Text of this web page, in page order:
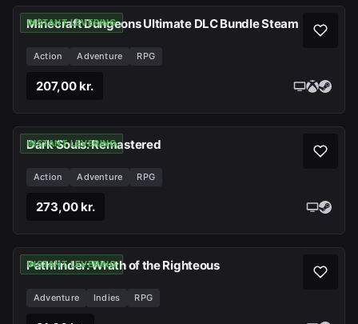
INSTANT LEVERING
Minecraft Dungeons Ultimate DLC Bundle Steam
Action Adventure RPG
207,00 kr.
INSTANT LEVERING
Dark Souls: Remastered
Action Adventure RPG
273,00 kr.
INSTANT LEVERING
Pathfinder: Wrath of the Righteous
Adventure Indies RPG